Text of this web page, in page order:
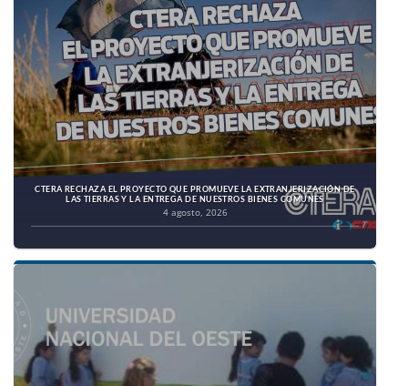
CTERA RECHAZA EL PROYECTO QUE PROMUEVE LA EXTRANJERIZACIÓN DE
LAS TIERRAS Y LA ENTREGA DE NUESTROS BIENES COMUNES
4 agosto, 2026